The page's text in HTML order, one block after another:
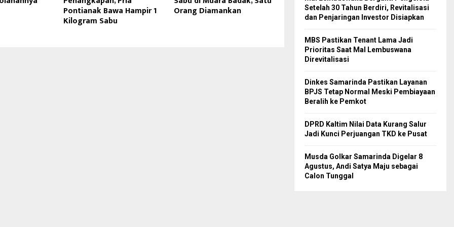
Pontianak Bawa Hampir 1
Kilogram Sabu
Orang Diamankan
Setelah 30 Tahun Berdiri, Revitalisasi
dan Penjaringan Investor Disiapkan
MBS Pastikan Tenant Lama Jadi
Prioritas Saat Mal Lembuswana
Direvitalisasi
Dinkes Samarinda Pastikan Layanan
BPJS Tetap Normal Meski Pembiayaan
Beralih ke Pemkot
DPRD Kaltim Nilai Data Kurang Salur
Jadi Kunci Perjuangan TKD ke Pusat
Musda Golkar Samarinda Digelar 8
Agustus, Andi Satya Maju sebagai
Calon Tunggal